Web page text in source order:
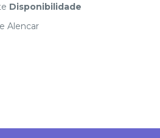
Disponibilidade
Alencar